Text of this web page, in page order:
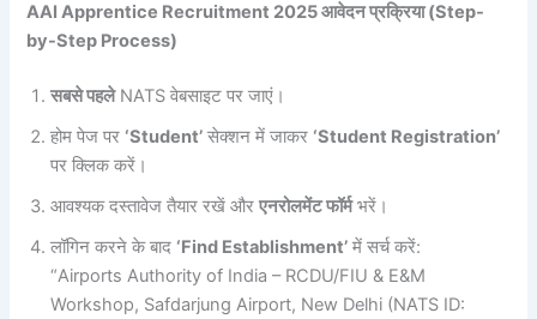
AAI Apprentice Recruitment 2025 आवेदन प्रक्रिया (Step-
by-Step Process)
सबसे पहलेNATS वेबसाइट पर जाएं।
होम पेज पर ‘Student’ सेक्शन में जाकर ‘Student Registration’
पर क्लिक करें।
आवश्यक दस्तावेज तैयार रखें औरएनरोलमेंट फॉर्मभरें।
लॉगिन करने के बाद ‘Find Establishment’ में सर्च करें:
“Airports Authority of India – RCDU/FIU & E&M
Workshop, Safdarjung Airport, New Delhi (NATS ID: